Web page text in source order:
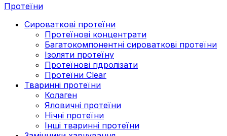
Протеїни
Сироваткові протеїни
Протеїнові концентрати
Багатокомпонентні сироваткові протеїни
Ізоляти протеїну
Протеїнові гідролізати
Протеїни Clear
Тваринні протеїни
Колаген
Яловичні протеїни
Нічні протеїни
Інші тваринні протеїни